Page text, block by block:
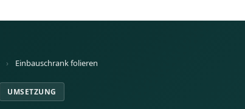
› Einbauschrank folieren
UMSETZUNG